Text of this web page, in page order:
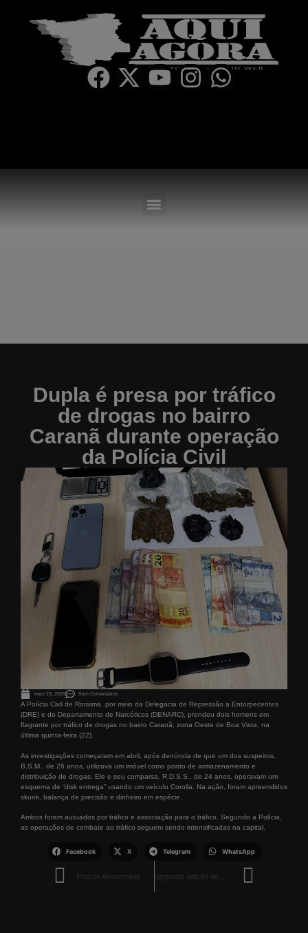
Dupla é presa por tráfico
de drogas no bairro
Caranã durante operação
da Polícia Civil
maio 23, 2025 Sem Comentários
A Polícia Civil de Roraima, por meio da Delegacia de Repressão a Entorpecentes
(DRE) e do Departamento de Narcóticos (DENARC), prendeu dois homens em
flagrante por tráfico de drogas no bairro Caranã, zona Oeste de Boa Vista, na
última quinta-feira (22).
As investigações começaram em abril, após denúncia de que um dos suspeitos,
B.S.M., de 26 anos, utilizava um imóvel como ponto de armazenamento e
distribuição de drogas. Ele e seu comparsa, R.D.S.S., de 24 anos, operavam um
esquema de “disk entrega” usando um veículo Corolla. Na ação, foram apreendidos
skunk, balança de precisão e dinheiro em espécie.
Ambos foram autuados por tráfico e associação para o tráfico. Segundo a Polícia,
as operações de combate ao tráfico seguem sendo intensificadas na capital.
Facebook X Telegram WhatsApp